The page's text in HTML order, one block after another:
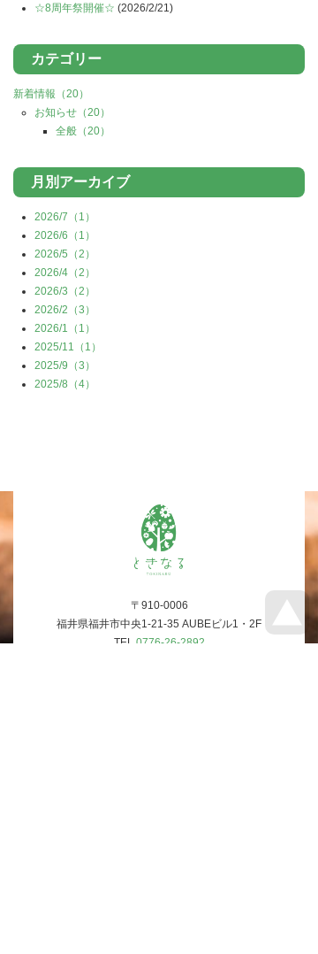
☆8周年祭開催☆ (2026/2/21)
カテゴリー
新着情報 （20）
お知らせ （20）
全般 （20）
月別アーカイブ
2026/7（1）
2026/6（1）
2026/5（2）
2026/4（2）
2026/3（2）
2026/2（3）
2026/1（1）
2025/11（1）
2025/9（3）
2025/8（4）
〒910-0006
福井県福井市中央1-21-35 AUBEビル1・2F
TEL 0776-26-2892